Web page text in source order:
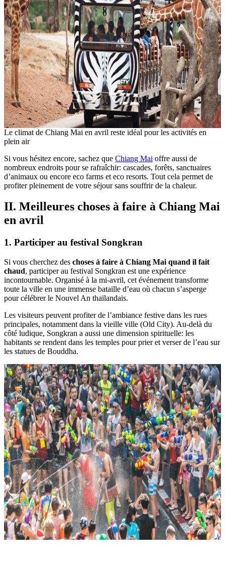
Le climat de Chiang Mai en avril reste idéal pour les activités en
plein air
Si vous hésitez encore, sachez que Chiang Mai offre aussi de
nombreux endroits pour se rafraîchir: cascades, forêts, sanctuaires
d’animaux ou encore eco farms et eco resorts. Tout cela permet de
profiter pleinement de votre séjour sans souffrir de la chaleur.
II. Meilleures choses à faire à Chiang Mai
en avril
1. Participer au festival Songkran
Si vous cherchez des choses à faire à Chiang Mai quand il fait
chaud, participer au festival Songkran est une expérience
incontournable. Organisé à la mi-avril, cet événement transforme
toute la ville en une immense bataille d’eau où chacun s’asperge
pour célébrer le Nouvel An thaïlandais.
Les visiteurs peuvent profiter de l’ambiance festive dans les rues
principales, notamment dans la vieille ville (Old City). Au-delà du
côté ludique, Songkran a aussi une dimension spirituelle: les
habitants se rendent dans les temples pour prier et verser de l’eau sur
les statues de Bouddha.